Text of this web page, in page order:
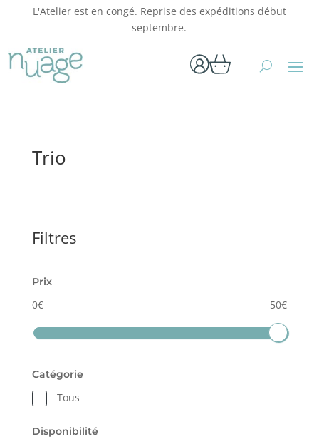
L'Atelier est en congé. Reprise des expéditions début
septembre.
Trio
Filtres
Prix
0€ 50€
Catégorie
Tous
Disponibilité